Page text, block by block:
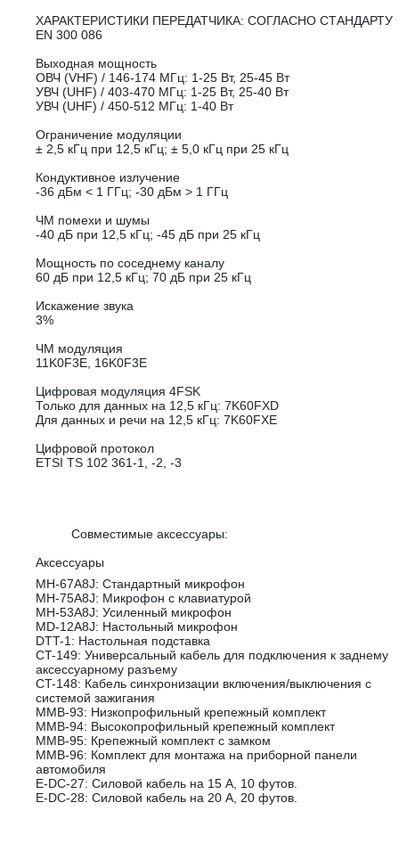
ХАРАКТЕРИСТИКИ ПЕРЕДАТЧИКА: СОГЛАСНО СТАНДАРТУ
EN 300 086
Выходная мощность
ОВЧ (VHF) / 146-174 МГц: 1-25 Вт, 25-45 Вт
УВЧ (UHF) / 403-470 МГц: 1-25 Вт, 25-40 Вт
УВЧ (UHF) / 450-512 МГц: 1-40 Вт
Ограничение модуляции
± 2,5 кГц при 12,5 кГц; ± 5,0 кГц при 25 кГц
Кондуктивное излучение
-36 дБм < 1 ГГц; -30 дБм > 1 ГГц
ЧМ помехи и шумы
-40 дБ при 12,5 кГц; -45 дБ при 25 кГц
Мощность по соседнему каналу
60 дБ при 12,5 кГц; 70 дБ при 25 кГц
Искажение звука
3%
ЧМ модуляция
11K0F3E, 16K0F3E
Цифровая модуляция 4FSK
Только для данных на 12,5 кГц: 7K60FXD
Для данных и речи на 12,5 кГц: 7K60FXE
Цифровой протокол
ETSI TS 102 361-1, -2, -3
Совместимые аксессуары:
Аксессуары
MH-67A8J: Стандартный микрофон
MH-75A8J: Микрофон с клавиатурой
MH-53A8J: Усиленный микрофон
MD-12A8J: Настольный микрофон
DTT-1: Настольная подставка
CT-149: Универсальный кабель для подключения к заднему
аксессуарному разъему
CT-148: Кабель синхронизации включения/выключения с
системой зажигания
MMB-93: Низкопрофильный крепежный комплект
MMB-94: Высокопрофильный крепежный комплект
MMB-95: Крепежный комплект с замком
MMB-96: Комплект для монтажа на приборной панели
автомобиля
E-DC-27: Силовой кабель на 15 А, 10 футов.
E-DC-28: Силовой кабель на 20 A, 20 футов.